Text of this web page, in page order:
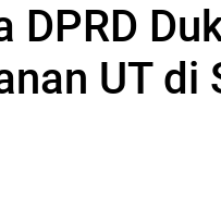
DPRD
UT di